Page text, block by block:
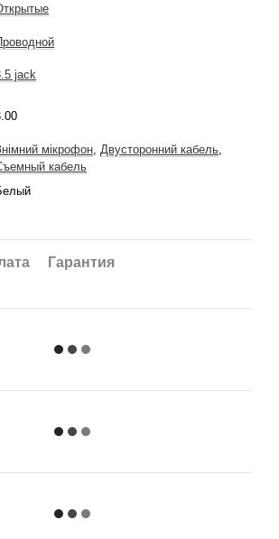
jack
мікрофон, Двусторонний кабель,
кабель
Гарантия